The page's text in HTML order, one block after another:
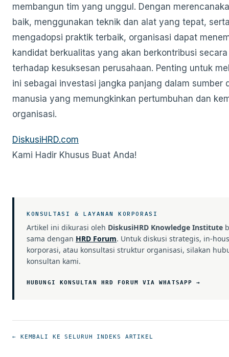
membangun tim yang unggul. Dengan
baik, menggunakan teknik dan alat yang tepat,
mengadopsi praktik terbaik, organisasi dapat
kandidat berkualitas yang akan berkontribusi
terhadap kesuksesan perusahaan. Penting untuk
ini sebagai investasi jangka panjang dalam sumber
manusia yang memungkinkan pertumbuhan dan
organisasi.
DiskusiHRD.com
Kami Hadir Khusus Buat Anda!
KONSULTASI & LAYANAN KORPORASI
Artikel ini dikurasi oleh DiskusiHRD Knowledge Institute
sama dengan HRD Forum. Untuk diskusi strategis, in-
korporasi, atau konsultasi struktur organisasi, silakan
konsultan kami.
HUBUNGI KONSULTAN HRD FORUM VIA WHATSAPP →
← KEMBALI KE SELURUH INDEKS ARTIKEL